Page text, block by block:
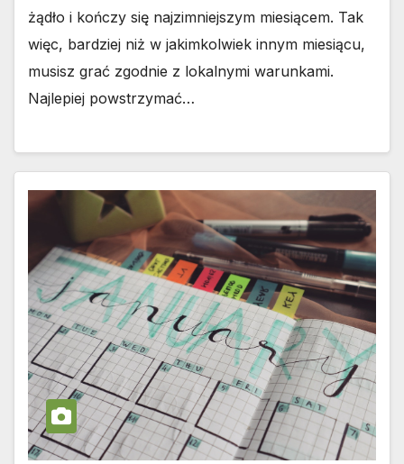
żądło i kończy się najzimniejszym miesiącem. Tak
więc, bardziej niż w jakimkolwiek innym miesiącu,
musisz grać zgodnie z lokalnymi warunkami.
Najlepiej powstrzymać…